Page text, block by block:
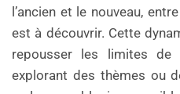
l’ancien et le nouveau,
est à découvrir. Cette
repousser les limites de
explorant des thèmes ou